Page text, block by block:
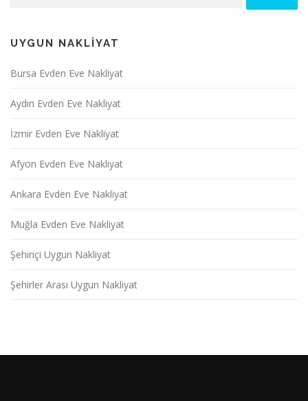
UYGUN NAKLIYAT
Bursa Evden Eve Nakliyat
Aydın Evden Eve Nakliyat
İzmir Evden Eve Nakliyat
Afyon Evden Eve Nakliyat
Ankara Evden Eve Nakliyat
Muğla Evden Eve Nakliyat
Şehiriçi Uygun Nakliyat
Şehirler Arası Uygun Nakliyat